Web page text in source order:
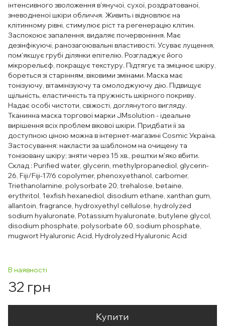
інтенсивного зволоження в'янучої, сухої, роздратованої,
зневодненої шкіри обличчя. Живить і відновлює на
клітинному рівні, стимулює ріст та регенерацію клітин.
Заспокоює запалення, видаляє почервоніння. Має
дезінфікуючі, ранозагоювальні властивості. Усуває лущення,
пом'якшує грубі ділянки епітелію. Розгладжує його
мікрорельєф, покращує текстуру. Підтягує та зміцнює шкіру,
бореться зі старінням, віковими змінами. Маска має
тонізуючу, вітамінізуючу та омолоджуючу дію. Підвищує
щільність, еластичність та пружність шкірного покриву.
Надає особі чистоти, свіжості, доглянутого вигляду.
Тканинна маска торгової марки JMsolution - ідеальне
вирішення всіх проблем вікової шкіри. Придбати її за
доступною ціною можна в інтернет-магазині Cosmic Україна.
Застосування: накласти за шаблоном на очищену та
тонізовану шкіру; зняти через 15 хв., рештки м'яко вбити.
Склад : Purified water, glycerin, methylpropanediol, glycerin-
26, Fiji/Fiji-17/6 copolymer, phenoxyethanol, carbomer,
Triethanolamine, polysorbate 20, trehalose, betaine,
erythritol, 1exfish hexanediol, disodium ethane, xanthan gum,
allantoin, fragrance, hydroxyethyl cellulose, hydrolyzed
sodium hyaluronate, Potassium hyaluronate, butylene glycol,
disodium phosphate, polysorbate 60, sodium phosphate,
mugwort Hyaluronic Acid, Hydrolyzed Hyaluronic Acid
В наявності
32 грн
Купити